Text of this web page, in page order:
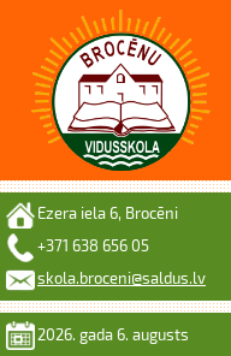
Ezera iela 6, Brocēni
+371 638 656 05
skola.broceni@saldus.lv
2026. gada 6. augusts